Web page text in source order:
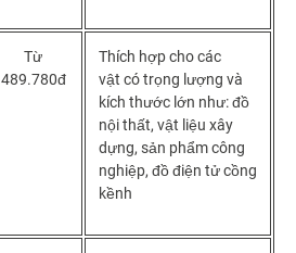
Từ
489.780đ
Thích hợp cho các
vật có trọng lượng và
kích thước lớn như: đồ
nội thất, vật liệu xây
dựng, sản phẩm công
nghiệp, đồ điện tử cồng
kềnh